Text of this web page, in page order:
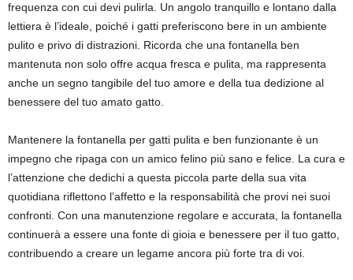
frequenza con cui devi pulirla. Un angolo tranquillo e lontano dalla
lettiera è l’ideale, poiché i gatti preferiscono bere in un ambiente
pulito e privo di distrazioni. Ricorda che una fontanella ben
mantenuta non solo offre acqua fresca e pulita, ma rappresenta
anche un segno tangibile del tuo amore e della tua dedizione al
benessere del tuo amato gatto.
Mantenere la fontanella per gatti pulita e ben funzionante è un
impegno che ripaga con un amico felino più sano e felice. La cura e
l’attenzione che dedichi a questa piccola parte della sua vita
quotidiana riflettono l’affetto e la responsabilità che provi nei suoi
confronti. Con una manutenzione regolare e accurata, la fontanella
continuerà a essere una fonte di gioia e benessere per il tuo gatto,
contribuendo a creare un legame ancora più forte tra di voi.